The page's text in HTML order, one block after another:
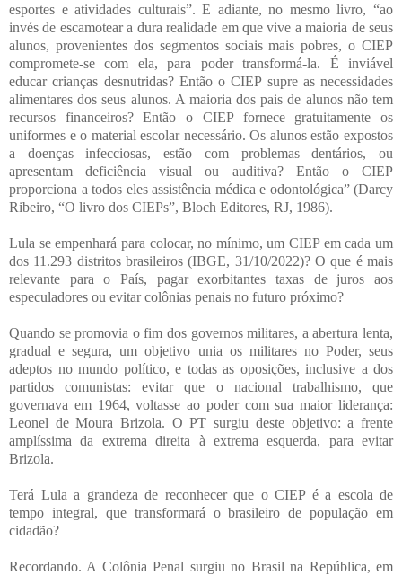
esportes e atividades culturais”. E adiante, no mesmo livro, “ao
invés de escamotear a dura realidade em que vive a maioria de seus
alunos, provenientes dos segmentos sociais mais pobres, o CIEP
compromete-se com ela, para poder transformá-la. É inviável
educar crianças desnutridas? Então o CIEP supre as necessidades
alimentares dos seus alunos. A maioria dos pais de alunos não tem
recursos financeiros? Então o CIEP fornece gratuitamente os
uniformes e o material escolar necessário. Os alunos estão expostos
a doenças infecciosas, estão com problemas dentários, ou
apresentam deficiência visual ou auditiva? Então o CIEP
proporciona a todos eles assistência médica e odontológica” (Darcy
Ribeiro, “O livro dos CIEPs”, Bloch Editores, RJ, 1986).
Lula se empenhará para colocar, no mínimo, um CIEP em cada um
dos 11.293 distritos brasileiros (IBGE, 31/10/2022)? O que é mais
relevante para o País, pagar exorbitantes taxas de juros aos
especuladores ou evitar colônias penais no futuro próximo?
Quando se promovia o fim dos governos militares, a abertura lenta,
gradual e segura, um objetivo unia os militares no Poder, seus
adeptos no mundo político, e todas as oposições, inclusive a dos
partidos comunistas: evitar que o nacional trabalhismo, que
governava em 1964, voltasse ao poder com sua maior liderança:
Leonel de Moura Brizola. O PT surgiu deste objetivo: a frente
amplíssima da extrema direita à extrema esquerda, para evitar
Brizola.
Terá Lula a grandeza de reconhecer que o CIEP é a escola de
tempo integral, que transformará o brasileiro de população em
cidadão?
Recordando. A Colônia Penal surgiu no Brasil na República, em